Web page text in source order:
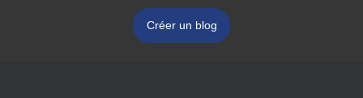
Créer un blog